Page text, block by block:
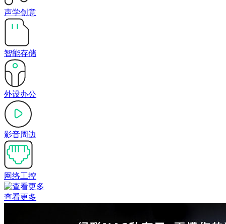
声学创意
智能存储
外设办公
影音周边
网络工控
查看更多